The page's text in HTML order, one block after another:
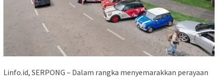
Linfo.id, SERPONG – Dalam rangka menyemarakkan perayaan